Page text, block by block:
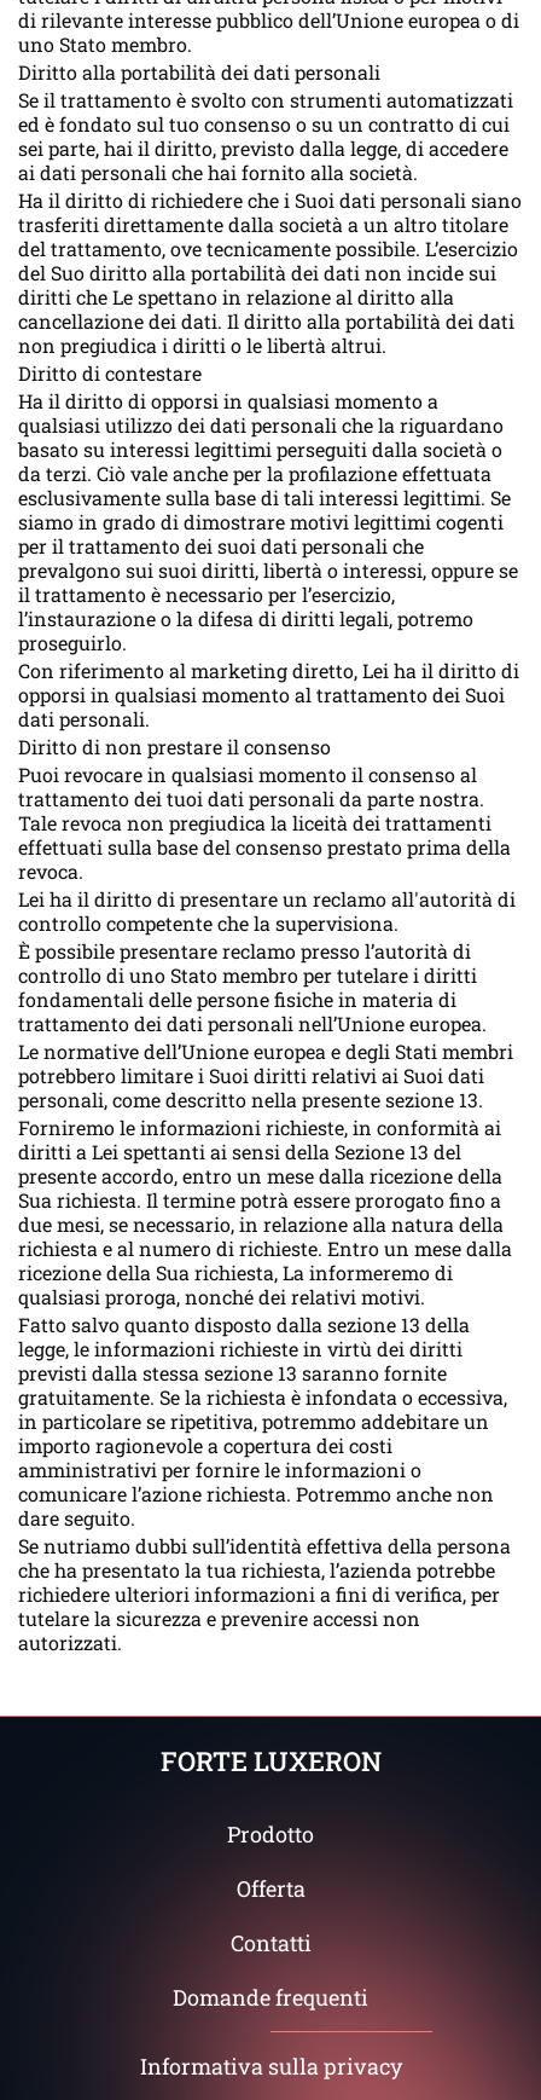
di rilevante interesse pubblico dell’Unione europea o di
uno Stato membro.
Diritto alla portabilità dei dati personali
Se il trattamento è svolto con strumenti automatizzati
ed è fondato sul tuo consenso o su un contratto di cui
sei parte, hai il diritto, previsto dalla legge, di accedere
ai dati personali che hai fornito alla società.
Ha il diritto di richiedere che i Suoi dati personali siano
trasferiti direttamente dalla società a un altro titolare
del trattamento, ove tecnicamente possibile. L’esercizio
del Suo diritto alla portabilità dei dati non incide sui
diritti che Le spettano in relazione al diritto alla
cancellazione dei dati. Il diritto alla portabilità dei dati
non pregiudica i diritti o le libertà altrui.
Diritto di contestare
Ha il diritto di opporsi in qualsiasi momento a
qualsiasi utilizzo dei dati personali che la riguardano
basato su interessi legittimi perseguiti dalla società o
da terzi. Ciò vale anche per la profilazione effettuata
esclusivamente sulla base di tali interessi legittimi. Se
siamo in grado di dimostrare motivi legittimi cogenti
per il trattamento dei suoi dati personali che
prevalgono sui suoi diritti, libertà o interessi, oppure se
il trattamento è necessario per l’esercizio,
l’instaurazione o la difesa di diritti legali, potremo
proseguirlo.
Con riferimento al marketing diretto, Lei ha il diritto di
opporsi in qualsiasi momento al trattamento dei Suoi
dati personali.
Diritto di non prestare il consenso
Puoi revocare in qualsiasi momento il consenso al
trattamento dei tuoi dati personali da parte nostra.
Tale revoca non pregiudica la liceità dei trattamenti
effettuati sulla base del consenso prestato prima della
revoca.
Lei ha il diritto di presentare un reclamo all'autorità di
controllo competente che la supervisiona.
È possibile presentare reclamo presso l’autorità di
controllo di uno Stato membro per tutelare i diritti
fondamentali delle persone fisiche in materia di
trattamento dei dati personali nell’Unione europea.
Le normative dell’Unione europea e degli Stati membri
potrebbero limitare i Suoi diritti relativi ai Suoi dati
personali, come descritto nella presente sezione 13.
Forniremo le informazioni richieste, in conformità ai
diritti a Lei spettanti ai sensi della Sezione 13 del
presente accordo, entro un mese dalla ricezione della
Sua richiesta. Il termine potrà essere prorogato fino a
due mesi, se necessario, in relazione alla natura della
richiesta e al numero di richieste. Entro un mese dalla
ricezione della Sua richiesta, La informeremo di
qualsiasi proroga, nonché dei relativi motivi.
Fatto salvo quanto disposto dalla sezione 13 della
legge, le informazioni richieste in virtù dei diritti
previsti dalla stessa sezione 13 saranno fornite
gratuitamente. Se la richiesta è infondata o eccessiva,
in particolare se ripetitiva, potremmo addebitare un
importo ragionevole a copertura dei costi
amministrativi per fornire le informazioni o
comunicare l’azione richiesta. Potremmo anche non
dare seguito.
Se nutriamo dubbi sull’identità effettiva della persona
che ha presentato la tua richiesta, l’azienda potrebbe
richiedere ulteriori informazioni a fini di verifica, per
tutelare la sicurezza e prevenire accessi non
autorizzati.
FORTE LUXERON
Prodotto
Offerta
Contatti
Domande frequenti
Informativa sulla privacy